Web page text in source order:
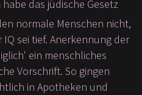
das jüdische Gesetz
normale Menschen nicht,
sei tief. Anerkennung der
ein menschliches
Vorschrift. So gingen
in Apotheken und